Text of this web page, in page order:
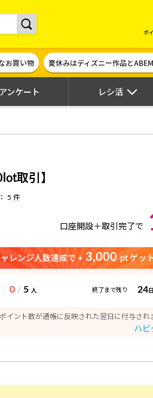
サイト | ハピタス
ポ
お買い物 夏休みはディズニー作品と
アンケート レシ活
取引】
5 件
口座開設＋取引完了で
レンジ人数達成で + 3,000 pt ゲッ
0 / 5 人 終了まで残り 24日
イント数が通帳に反映された翌日に付与され
ハ